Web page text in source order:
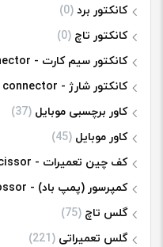
کانکتور برد (0)
کانکتور تاچ (0)
کانکتور سیم کارت - sim connector
کانکتور شارژ - charge connector
کاور برچسبی موبایل (37)
کاور موبایل (45)
کف چین تعمیرات - scissor
کمپرسور (پمپ باد) - comprossor
گلس تاچ (75)
گلس تعمیراتی (221)